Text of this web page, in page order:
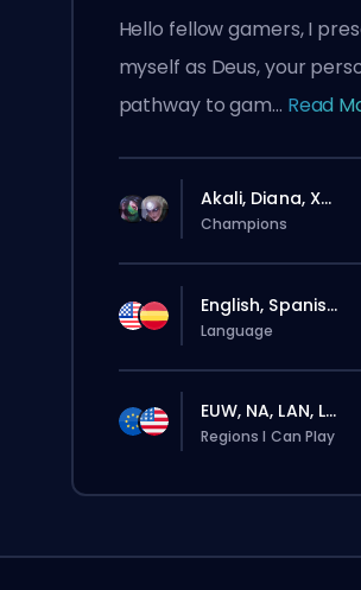
Hello fellow gamers, I
myself as Deus, your
pathway to gam... Read
Akali, Diana, X...
Champions
English, Spanis...
Language
EUW, NA, LAN, L...
Regions I Can Play